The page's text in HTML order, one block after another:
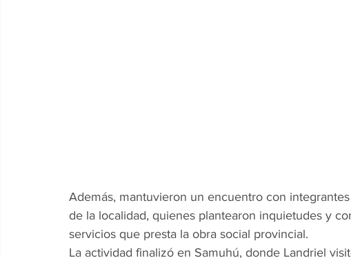
Además, mantuvieron un encuentro con
de la localidad, quienes plantearon inquietudes y
servicios que presta la obra social provincial.
La actividad finalizó en Samuhú, donde Landriel